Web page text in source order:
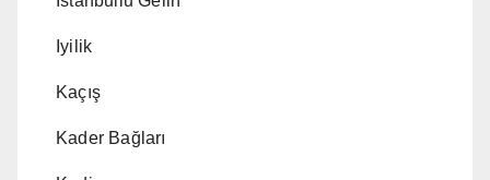
Iyilik
Kaçış
Kader Bağları